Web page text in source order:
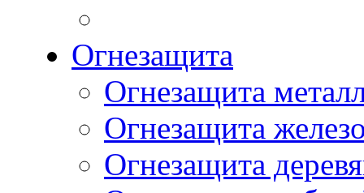
Огнезащита
Огнезащита
Огнезащита
Огнезащита